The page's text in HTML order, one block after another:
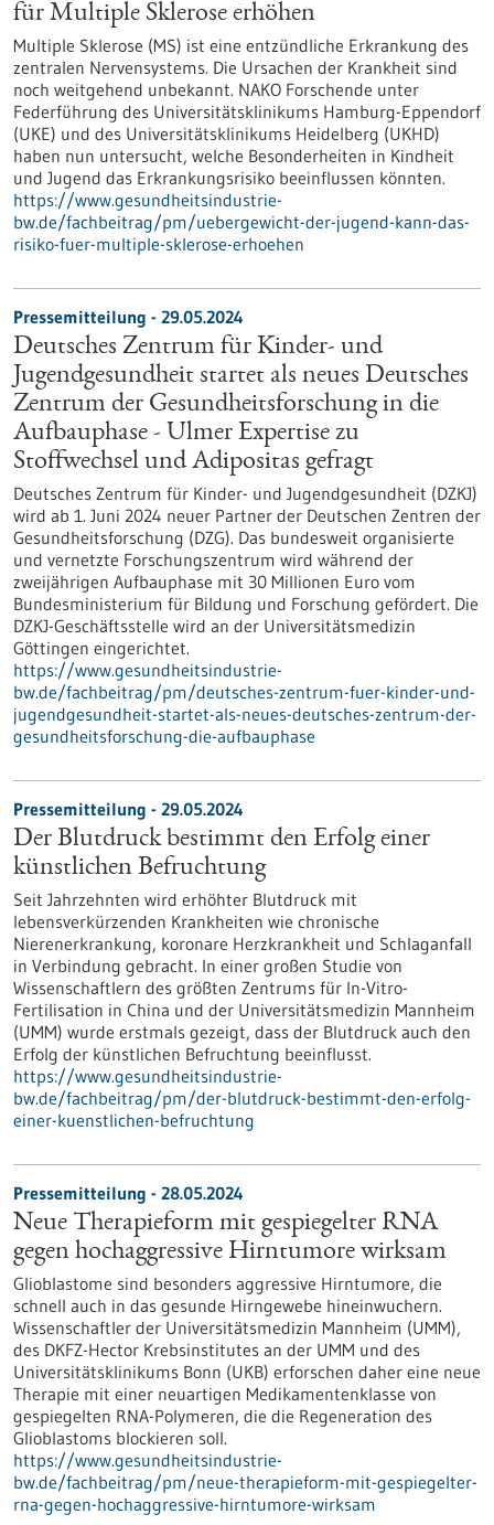
für Multiple Sklerose erhöhen
Multiple Sklerose (MS) ist eine entzündliche Erkrankung des
zentralen Nervensystems. Die Ursachen der Krankheit sind
noch weitgehend unbekannt. NAKO Forschende unter
Federführung des Universitätsklinikums Hamburg-Eppendorf
(UKE) und des Universitätsklinikums Heidelberg (UKHD)
haben nun untersucht, welche Besonderheiten in Kindheit
und Jugend das Erkrankungsrisiko beeinflussen könnten.
https://www.gesundheitsindustrie-
bw.de/fachbeitrag/pm/uebergewicht-der-jugend-kann-das-
risiko-fuer-multiple-sklerose-erhoehen
Pressemitteilung - 29.05.2024
Deutsches Zentrum für Kinder- und
Jugendgesundheit startet als neues Deutsches
Zentrum der Gesundheitsforschung in die
Aufbauphase - Ulmer Expertise zu
Stoffwechsel und Adipositas gefragt
Deutsches Zentrum für Kinder- und Jugendgesundheit (DZKJ)
wird ab 1. Juni 2024 neuer Partner der Deutschen Zentren der
Gesundheitsforschung (DZG). Das bundesweit organisierte
und vernetzte Forschungszentrum wird während der
zweijährigen Aufbauphase mit 30 Millionen Euro vom
Bundesministerium für Bildung und Forschung gefördert. Die
DZKJ-Geschäftsstelle wird an der Universitätsmedizin
Göttingen eingerichtet.
https://www.gesundheitsindustrie-
bw.de/fachbeitrag/pm/deutsches-zentrum-fuer-kinder-und-
jugendgesundheit-startet-als-neues-deutsches-zentrum-der-
gesundheitsforschung-die-aufbauphase
Pressemitteilung - 29.05.2024
Der Blutdruck bestimmt den Erfolg einer
künstlichen Befruchtung
Seit Jahrzehnten wird erhöhter Blutdruck mit
lebensverkürzenden Krankheiten wie chronische
Nierenerkrankung, koronare Herzkrankheit und Schlaganfall
in Verbindung gebracht. In einer großen Studie von
Wissenschaftlern des größten Zentrums für In-Vitro-
Fertilisation in China und der Universitätsmedizin Mannheim
(UMM) wurde erstmals gezeigt, dass der Blutdruck auch den
Erfolg der künstlichen Befruchtung beeinflusst.
https://www.gesundheitsindustrie-
bw.de/fachbeitrag/pm/der-blutdruck-bestimmt-den-erfolg-
einer-kuenstlichen-befruchtung
Pressemitteilung - 28.05.2024
Neue Therapieform mit gespiegelter RNA
gegen hochaggressive Hirntumore wirksam
Glioblastome sind besonders aggressive Hirntumore, die
schnell auch in das gesunde Hirngewebe hineinwuchern.
Wissenschaftler der Universitätsmedizin Mannheim (UMM),
des DKFZ-Hector Krebsinstitutes an der UMM und des
Universitätsklinikums Bonn (UKB) erforschen daher eine neue
Therapie mit einer neuartigen Medikamentenklasse von
gespiegelten RNA-Polymeren, die die Regeneration des
Glioblastoms blockieren soll.
https://www.gesundheitsindustrie-
bw.de/fachbeitrag/pm/neue-therapieform-mit-gespiegelter-
rna-gegen-hochaggressive-hirntumore-wirksam